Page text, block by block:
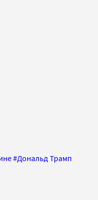
#Дональд Трамп